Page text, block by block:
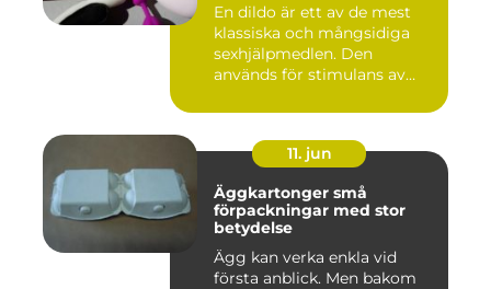
En dildo är ett av de mest
klassiska och mångsidiga
sexhjälpmedlen. Den
används för stimulans av
11. jun
Äggkartonger små
förpackningar med stor
betydelse
Ägg kan verka enkla vid
första anblick. Men bakom